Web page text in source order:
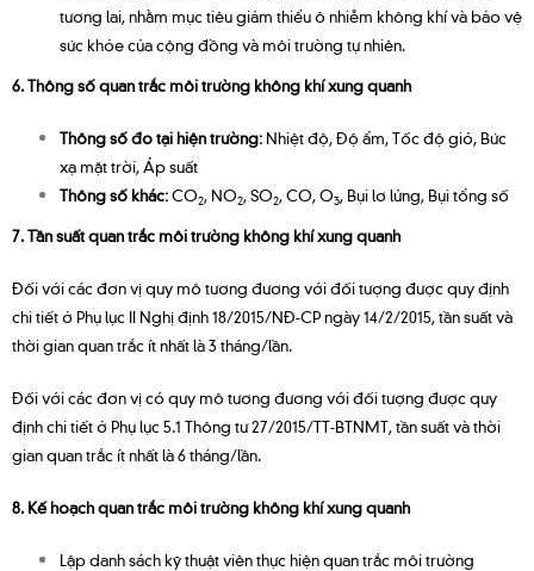
tương lai, nhằm mục tiêu giảm thiểu ô nhiễm không khí và bảo vệ
sức khỏe của cộng đồng và môi trường tự nhiên.
6. Thông số quan trắc môi trường không khí xung quanh
Thông số đo tại hiện trường: Nhiệt độ, Độ ẩm, Tốc độ gió, Bức
xạ mặt trời, Áp suất
Thông số khác:CO2, NO2, SO2, CO, O3, Bụi lơ lửng, Bụi tổng số
7. Tần suất quan trắc môi trường không khí xung quanh
Đối với các đơn vị quy mô tương đương với đối tượng được quy định
chi tiết ở Phụ lục II Nghị định 18/2015/NĐ-CP ngày 14/2/2015, tần suất và
thời gian quan trắc ít nhất là 3 tháng/lần.
Đối với các đơn vị có quy mô tương đương với đối tượng được quy
định chi tiết ở Phụ lục 5.1 Thông tư 27/2015/TT-BTNMT, tần suất và thời
gian quan trắc ít nhất là 6 tháng/lần.
8. Kế hoạch quan trắc môi trường không khí xung quanh
Lập danh sách kỹ thuật viên thực hiện quan trắc môi trường